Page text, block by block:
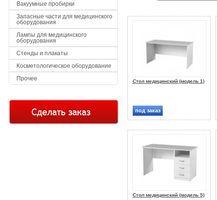
Вакуумные пробирки
Запасные части для медицинского
оборудования
Лампы для медицинского
оборудования
Стенды и плакаты
Косметологическое оборудование
Прочее
Стол медицинский (модель 1)
под заказ
Стол медицинский (модель 5)